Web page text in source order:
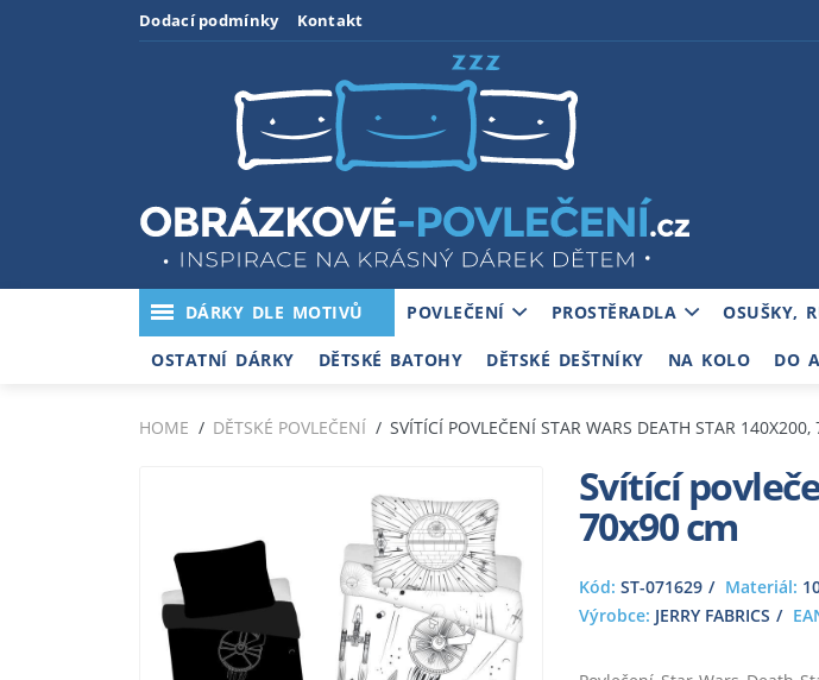
Dodací podmínky Kontakt
DÁRKY DLE MOTIVŮ POVLEČENÍ PROSTĚRADLA OSUŠKY,
OSTATNÍ DÁRKY DĚTSKÉ BATOHY DĚTSKÉ DEŠTNÍKY NA KOLO DO
HOME DĚTSKÉ POVLEČENÍ SVÍTÍCÍ POVLEČENÍ STAR WARS DEATH STAR
Svítící
70x90 cm
Kód: ST-071629 Materiál:
Výrobce: JERRY FABRICS